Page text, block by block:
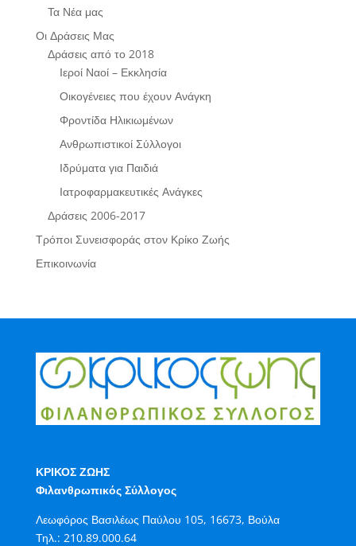
Τα Νέα μας
Οι Δράσεις Μας
Δράσεις από το 2018
Ιεροί Ναοί – Εκκλησία
Οικογένειες που έχουν Ανάγκη
Φροντίδα Ηλικιωμένων
Ανθρωπιστικοί Σύλλογοι
Ιδρύματα για Παιδιά
Ιατροφαρμακευτικές Ανάγκες
Δράσεις 2006-2017
Τρόποι Συνεισφοράς στον Κρίκο Ζωής
Επικοινωνία
ΚΡΙΚΟΣ ΖΩΗΣ
Φιλανθρωπικός Σύλλογος
Λεωφόρος Βασιλέως Παύλου 105, 16673, Βούλα
Τηλ.: 210.89.000.64